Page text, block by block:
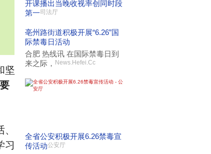
坚
习
开课播出当晚收视率创同时段
第一司法厅
亳州路街道积极开展“6.26”国
际禁毒日活动
合肥 热线讯 在国际禁毒日到
来之际， News.Hefei.Cc
全省公安积极开展6.26禁毒宣
传活动公安厅